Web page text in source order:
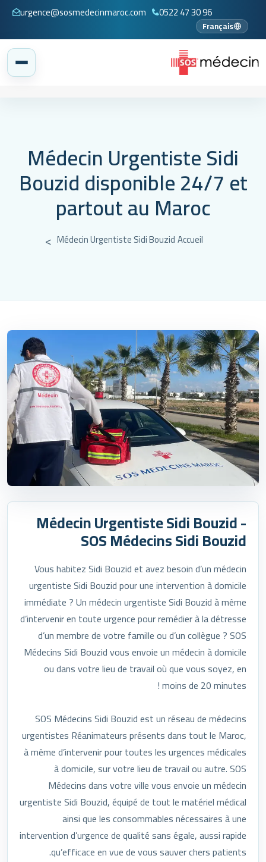
0522 47 30 96
urgence@sosmedecinmaroc.com
Français
Médecin Urgentiste Sidi
Bouzid disponible 24/7 et
partout au Maroc
Accueil
Médecin Urgentiste Sidi Bouzid
Médecin Urgentiste Sidi Bouzid -
SOS Médecins Sidi Bouzid
Vous habitez Sidi Bouzid et avez besoin d’un médecin
urgentiste Sidi Bouzid pour une intervention à domicile
immédiate ? Un médecin urgentiste Sidi Bouzid à même
d’intervenir en toute urgence pour remédier à la détresse
d’un membre de votre famille ou d’un collègue ? SOS
Médecins Sidi Bouzid vous envoie un médecin à domicile
ou dans votre lieu de travail où que vous soyez, en
moins de 20 minutes !
SOS Médecins Sidi Bouzid est un réseau de médecins
urgentistes Réanimateurs présents dans tout le Maroc,
à même d’intervenir pour toutes les urgences médicales
à domicile, sur votre lieu de travail ou autre. SOS
Médecins dans votre ville vous envoie un médecin
urgentiste Sidi Bouzid, équipé de tout le matériel médical
ainsi que les consommables nécessaires à une
intervention d’urgence de qualité sans égale, aussi rapide
qu’efficace en vue de vous sauver chers patients.